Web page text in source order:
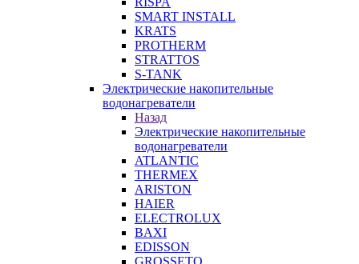
SMART INSTALL
KRATS
PROTHERM
STRATTOS
S-TANK
Электрические накопительные
водонагреватели
Назад
Электрические накопительные
водонагреватели
ATLANTIC
THERMEX
ARISTON
HAIER
ELECTROLUX
BAXI
EDISSON
GROSSETO